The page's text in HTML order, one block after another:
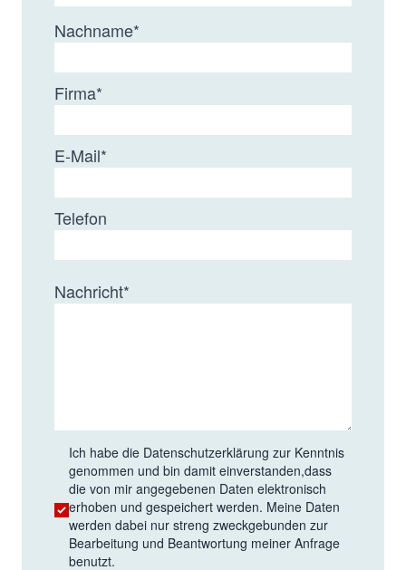
Nachname*
Firma*
E-Mail*
Telefon
Nachricht*
Ich habe die Datenschutzerklärung zur Kenntnis
genommen und bin damit einverstanden,dass
die von mir angegebenen Daten elektronisch
erhoben und gespeichert werden. Meine Daten
werden dabei nur streng zweckgebunden zur
Bearbeitung und Beantwortung meiner Anfrage
benutzt.